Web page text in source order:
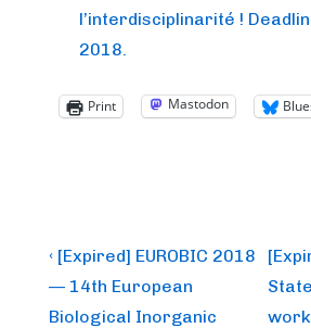
l’interdisciplinarité !
2018.
Print Mastodon
Post
navigation
Previous
Post
is
‹ [Expired] EUROBIC 2018
— 14th European
Biological Inorganic
Next
Post
is